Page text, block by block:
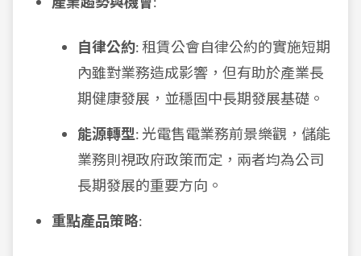
自律公約: 租賃公會自律公約的實施短期
內雖對業務造成影響，但有助於產業長
期健康發展，並穩固中長期發展基礎。
能源轉型: 光電售電業務前景樂觀，儲能
業務則視政府政策而定，兩者均為公司
長期發展的重要方向。
重點產品策略: